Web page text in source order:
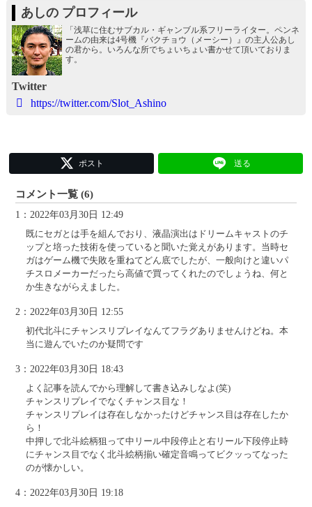
あしの プロフィール
「浅草に住むサブカル・ギャンブル系フリーライター。ペンネ
ームの由来は4号機『バクチョウ（メーシー）』の主人公あし
の君から。いろんな所でちょいちょい書かせて頂いておりま
す。
Twitter
https://twitter.com/Slot_Ashino
ポスト 送る
コメント一覧 (6)
1：2022年03月30日 12:49
既にセガとは手を組んでおり、液晶演出はドリームキャストのチ
ップと培った技術を使っていると聞いた覚えがあります。当時セ
ガはゲーム機で失敗を重ねてどん底でしたが、一般向けと違いパ
チスロメーカーだったら高値で買ってくれたのでしょうね、何と
か生きながらえました。
2：2022年03月30日 12:55
初代北斗にチャンスリプレイなんてフラグありませんけどね。本
当に遊んでいたのか疑問です
3：2022年03月30日 18:43
よく記事を読んでから理解して書き込みしなよ(笑)
チャンスリプレイでなくチャンス目な！
チャンスリプレイは存在しなかったけどチャンス目は存在したか
ら！
中押しで北斗絵柄狙って中リール中段停止と右リール下段停止時
にチャンス目でなく北斗絵柄揃い確定音鳴ってビクッってなった
のが懐かしい。
4：2022年03月30日 19:18